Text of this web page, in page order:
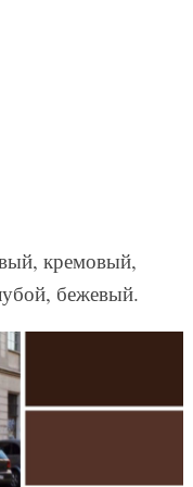
кремовый,
бежевый.